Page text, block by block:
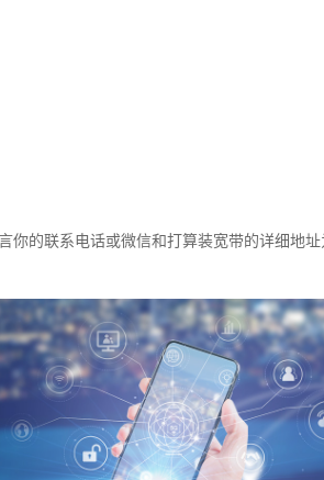
你的联系电话或微信和打算装宽带的详细地